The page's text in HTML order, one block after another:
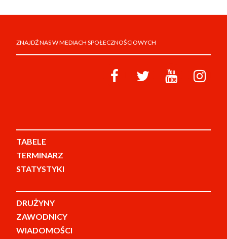
ZNAJDŹ NAS W MEDIACH SPOŁECZNOŚCIOWYCH
TABELE
TERMINARZ
STATYSTYKI
DRUŻYNY
ZAWODNICY
WIADOMOŚCI